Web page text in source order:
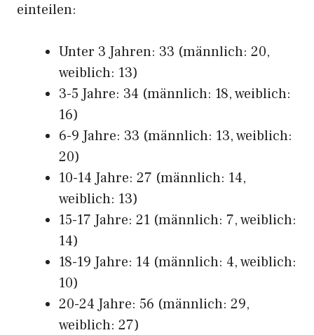
einteilen:
Unter 3 Jahren: 33 (männlich: 20,
weiblich: 13)
3-5 Jahre: 34 (männlich: 18, weiblich:
16)
6-9 Jahre: 33 (männlich: 13, weiblich:
20)
10-14 Jahre: 27 (männlich: 14,
weiblich: 13)
15-17 Jahre: 21 (männlich: 7, weiblich:
14)
18-19 Jahre: 14 (männlich: 4, weiblich:
10)
20-24 Jahre: 56 (männlich: 29,
weiblich: 27)